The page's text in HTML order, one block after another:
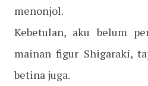
menonjol.
Kebetulan, aku belum
mainan figur Shigaraki,
betina juga.